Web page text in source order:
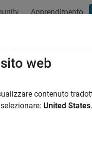
Apprendimento
Ordina perweb
contenuto
United States.